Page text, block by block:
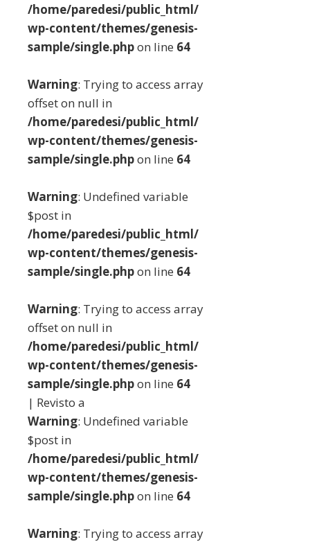
/home/paredesi/public_html/
wp-content/themes/genesis-
sample/single.phpon line 64
Warning: Trying to access array
offset on null in
/home/paredesi/public_html/
wp-content/themes/genesis-
sample/single.phpon line 64
Warning: Undefined variable
$post in
/home/paredesi/public_html/
wp-content/themes/genesis-
sample/single.phpon line 64
Warning: Trying to access array
offset on null in
/home/paredesi/public_html/
wp-content/themes/genesis-
sample/single.phpon line 64
| Revisto a
Warning: Undefined variable
$post in
/home/paredesi/public_html/
wp-content/themes/genesis-
sample/single.phpon line 64
Warning: Trying to access array